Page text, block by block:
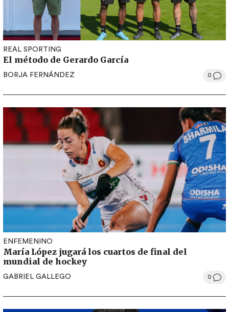
REAL SPORTING
El método de Gerardo García
BORJA FERNÁNDEZ 0
ENFEMENINO
María López jugará los cuartos de final del
mundial de hockey
GABRIEL GALLEGO 0